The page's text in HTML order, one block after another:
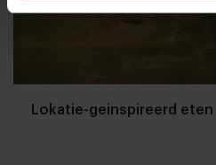
Lokatie-geinspireerd eten